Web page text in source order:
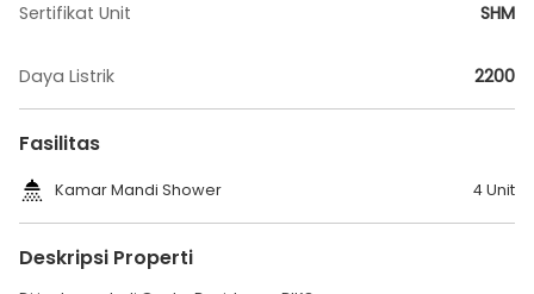
Sertifikat Unit SHM
Daya Listrik 2200
Fasilitas
Kamar Mandi Shower 4 Unit
Deskripsi Properti